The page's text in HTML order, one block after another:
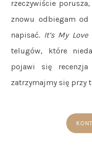
rzeczywiście
znowu odbiegam od
napisać. It’s My Love
telugów, które
pojawi się
zatrzymajmy się przy